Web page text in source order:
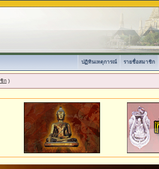
รายชื่อสมาชิก
ปฏิทินเหตุการณ์
ก )